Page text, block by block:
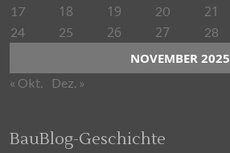
NOVEMBER 2025
17 18 19 20 21
24 25 26 27 28
« Okt. Dez. »
BauBlog-Geschichte